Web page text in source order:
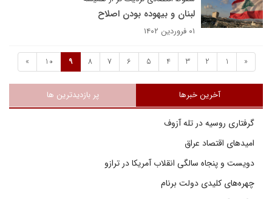
لبنان و بیهوده بودن اصلاح
۰۱ فروردین ۱۴۰۲
«
1
2
3
4
5
6
7
8
9
10
»
آخرین خبرها پر بازدیدترین ها
گرفتاری روسیه در تله آزوف
امیدهای اقتصاد عراق
دویست و پنجاه سالگی انقلاب آمریکا در ترازو
چهره‌های کلیدی دولت برنام